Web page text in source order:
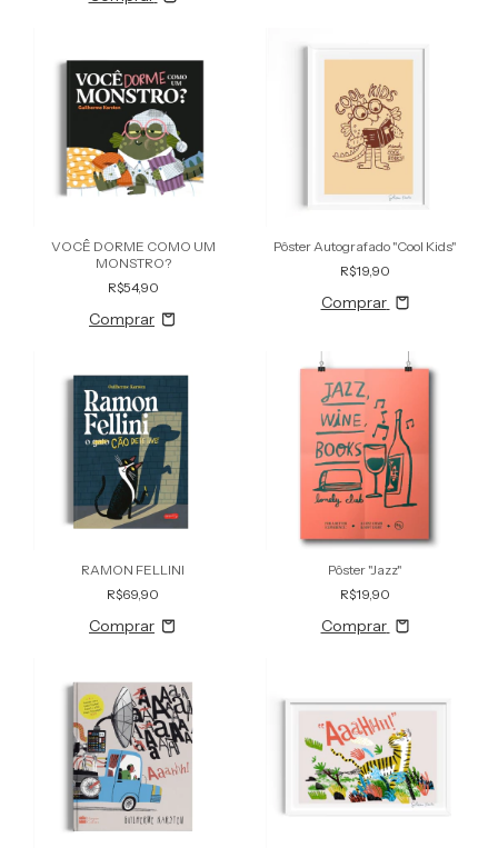
VOCÊ DORME COMO UM
MONSTRO?
R$54,90
Pôster Autografado "Cool Kids"
R$19,90
Comprar
RAMON FELLINI
R$69,90
Pôster "Jazz"
R$19,90
Comprar